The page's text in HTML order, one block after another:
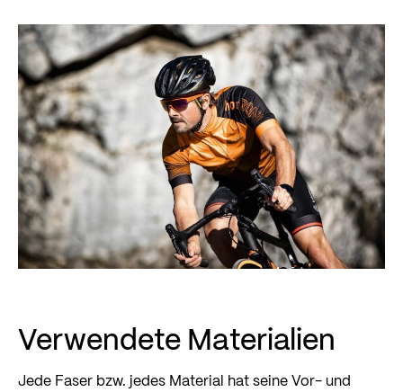
Verwendete Materialien
Jede Faser bzw. jedes Material hat seine Vor- und